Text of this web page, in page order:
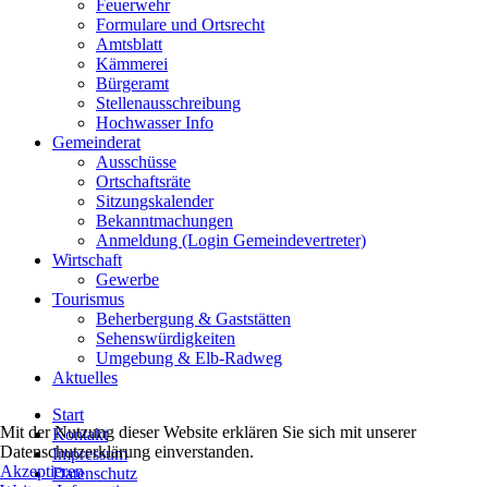
Feuerwehr
Formulare und Ortsrecht
Amtsblatt
Kämmerei
Bürgeramt
Stellenausschreibung
Hochwasser Info
Gemeinderat
Ausschüsse
Ortschaftsräte
Sitzungskalender
Bekanntmachungen
Anmeldung (Login Gemeindevertreter)
Wirtschaft
Gewerbe
Tourismus
Beherbergung & Gaststätten
Sehenswürdigkeiten
Umgebung & Elb-Radweg
Aktuelles
Start
Kontakt
Impressum
Datenschutz
Mit der Nutzung dieser Website erklären Sie sich mit unserer
Datenschutzerklärung einverstanden.
Akzeptieren